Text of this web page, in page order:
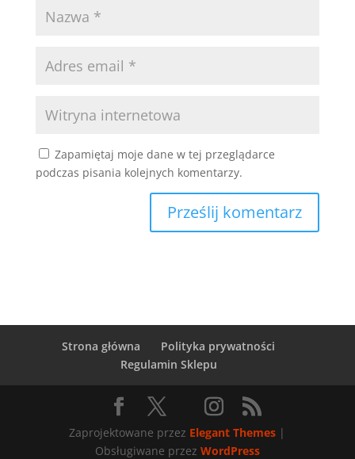
Zapamiętaj moje dane w tej przeglądarce
podczas pisania kolejnych komentarzy.
Strona główna
Polityka prywatności
Regulamin Sklepu
Zaprojektowane przez Elegant Themes |
Obsługiwane przez WordPress